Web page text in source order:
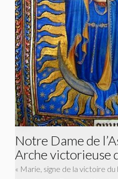
Notre Dame de
Arche victorieuse
« Marie, signe de la victoire du